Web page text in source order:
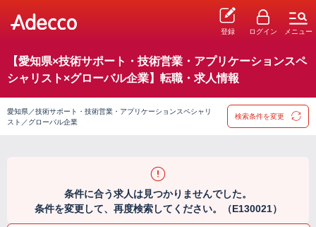
登録 ログイン メニュー
【愛知県×技術サポート・技術営業・アプリケーションスペ
シャリスト×グローバル企業】転職・求人情報
愛知県／技術サポート・技術営業・アプリケーションスペシャリ
スト／グローバル企業
検索条件を変更
条件に合う求人は見つかりませんでした。
条件を変更して、再度検索してください。（E130021）